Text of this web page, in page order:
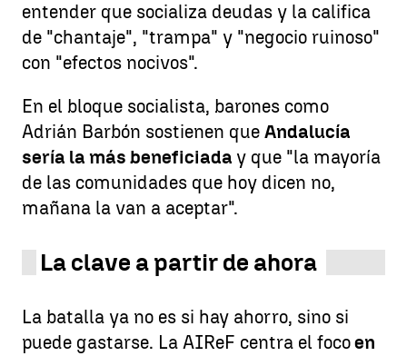
entender que socializa deudas y la califica
de "chantaje", "trampa" y "negocio ruinoso"
con "efectos nocivos".
En el bloque socialista, barones como
Adrián Barbón sostienen que Andalucía
sería la más beneficiada y que "la mayoría
de las comunidades que hoy dicen no,
mañana la van a aceptar".
La clave a partir de ahora
La batalla ya no es si hay ahorro, sino si
puede gastarse. La AIReF centra el focoen